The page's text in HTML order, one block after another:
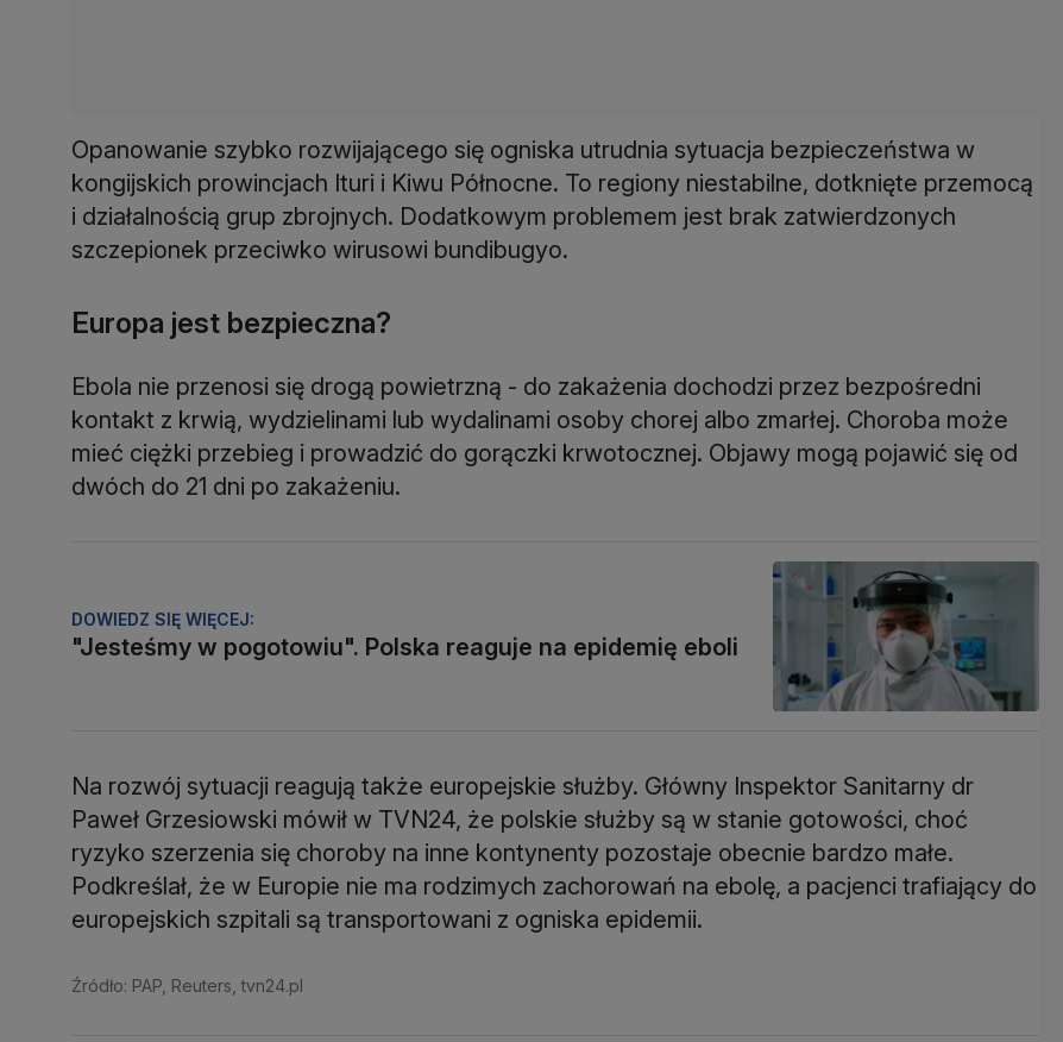
Opanowanie szybko rozwijającego się ogniska utrudnia sytuacja bezpieczeństwa w
kongijskich prowincjach Ituri i Kiwu Północne. To regiony niestabilne, dotknięte przemocą
i działalnością grup zbrojnych. Dodatkowym problemem jest brak zatwierdzonych
szczepionek przeciwko wirusowi bundibugyo.
Europa jest bezpieczna?
Ebola nie przenosi się drogą powietrzną - do zakażenia dochodzi przez bezpośredni
kontakt z krwią, wydzielinami lub wydalinami osoby chorej albo zmarłej. Choroba może
mieć ciężki przebieg i prowadzić do gorączki krwotocznej. Objawy mogą pojawić się od
dwóch do 21 dni po zakażeniu.
DOWIEDZ SIĘ WIĘCEJ:
"Jesteśmy w pogotowiu". Polska reaguje na epidemię eboli
Na rozwój sytuacji reagują także europejskie służby. Główny Inspektor Sanitarny dr
Paweł Grzesiowski mówił w TVN24, że polskie służby są w stanie gotowości, choć
ryzyko szerzenia się choroby na inne kontynenty pozostaje obecnie bardzo małe.
Podkreślał, że w Europie nie ma rodzimych zachorowań na ebolę, a pacjenci trafiający do
europejskich szpitali są transportowani z ogniska epidemii.
Źródło: PAP, Reuters, tvn24.pl